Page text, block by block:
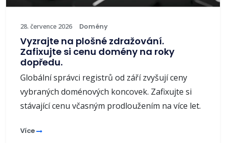
28. července 2026 Domény
Vyzrajte na plošné zdražování.
Zafixujte si cenu domény na roky
dopředu.
Globální správci registrů od září zvyšují ceny
vybraných doménových koncovek. Zafixujte si
stávající cenu včasným prodloužením na více let.
Více